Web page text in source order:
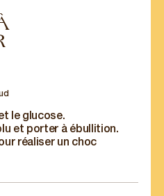
le glucose.
et porter à ébullition.
réaliser un choc